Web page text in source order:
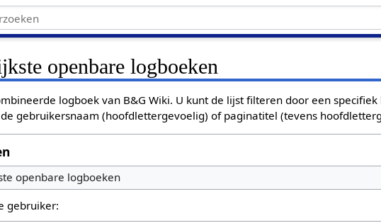
openbare logboeken
logboek van B&G Wiki. U kunt de lijst filteren door een
gebruikersnaam (hoofdlettergevoelig) of paginatitel (tevens
openbare logboeken
gebruiker: